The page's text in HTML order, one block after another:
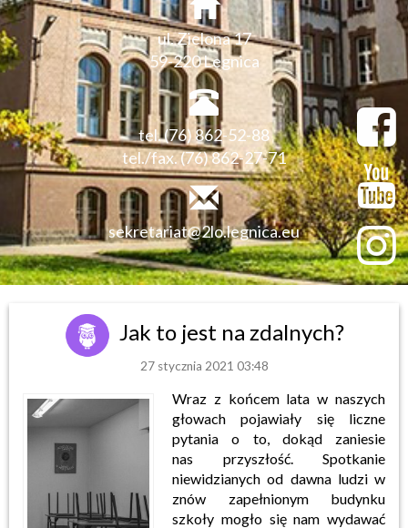
ul. Zielona 17
59-220 Legnica
tel. (76) 862-52-88
tel./fax. (76) 862-27-71
sekretariat@2lo.legnica.eu
Jak to jest na zdalnych?
27 stycznia 2021 03:48
Wraz z końcem lata w naszych
głowach pojawiały się liczne
pytania o to, dokąd zaniesie
nas
przyszłość. Spotkanie
niewidzianych od dawna ludzi w
znów zapełnionym budynku
szkoły mogło się nam wydawać